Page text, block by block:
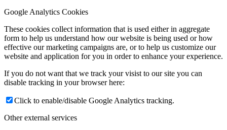
Google Analytics Cookies
These cookies collect information that is used either in aggregate
form to help us understand how our website is being used or how
effective our marketing campaigns are, or to help us customize our
website and application for you in order to enhance your experience.
If you do not want that we track your visist to our site you can
disable tracking in your browser here:
Click to enable/disable Google Analytics tracking.
Other external services